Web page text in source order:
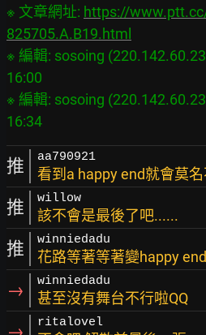
※ 文章網址: https://
825705.A.B19.html
※ 編輯: sosoing
16:00
※ 編輯: sosoing
推 aa790921
看到a happy end就會莫
推 willow
該不會是最後了吧......
推 winniedadu
花路等著等著變happy
→ winniedadu
甚至沒有舞台不行啦QQ
ritalovel